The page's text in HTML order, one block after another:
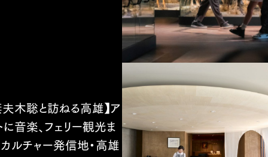
夫木聡と訪ねる高雄】ア
に音楽、フェリー観光ま
カルチャー発信地・高雄